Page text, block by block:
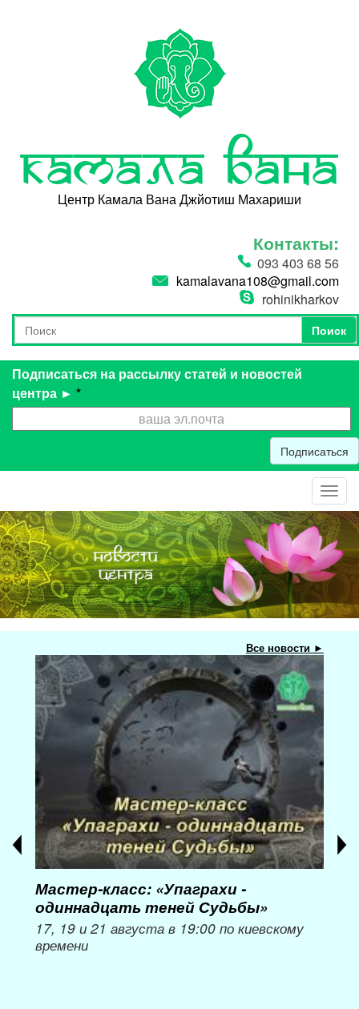
Камала Вана
Центр Камала Вана Джйотиш Махариши
Контакты:
093 403 68 56
kamalavana108@gmail.com
rohinikharkov
Форма поиска
Поиск
Поиск
Подписаться на рассылку статей и новостей
центра ► *
Подписаться
Все новости ►
Мастер-класс: «Упаграхи -
одиннадцать теней Судьбы»
17, 19 и 21 августа в 19:00 по киевскому
времени